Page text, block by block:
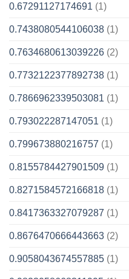
0.67291127174691 (1)
0.7438080544106038 (1)
0.7634680613039226 (2)
0.7732122377892738 (1)
0.7866962339503081 (1)
0.793022287147051 (1)
0.799673880216757 (1)
0.8155784427901509 (1)
0.8271584572166818 (1)
0.8417363327079287 (1)
0.8676470666443663 (2)
0.9058043674557885 (1)